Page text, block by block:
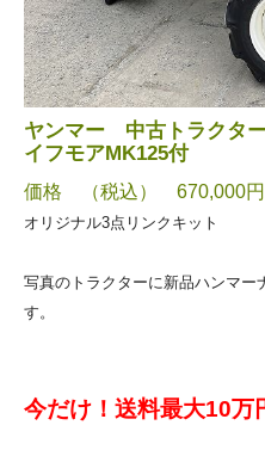
ヤンマー 中古トラクタ
イフモアMK125付
価格 （税込） 670,000円
オリジナル3点リンクキット
写真のトラクターに新品ハンマー
す。
今だけ！送料最大10万